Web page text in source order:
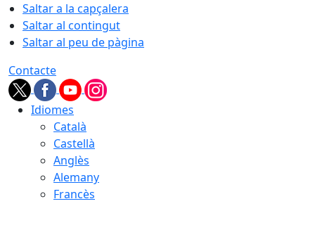
Saltar a la capçalera
Saltar al contingut
Saltar al peu de pàgina
Contacte
Idiomes
Català
Castellà
Anglès
Alemany
Francès